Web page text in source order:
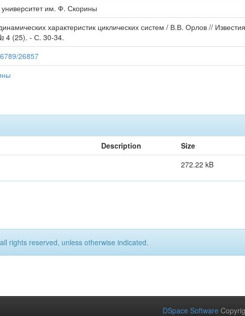
университет им. Ф. Скорины
характеристик циклических систем / В.В. Орлов //
4 (25). - С. 30-34.
26857
Description Size
272.22 kB
rights reserved, unless otherwise indicated.
DSpace Software